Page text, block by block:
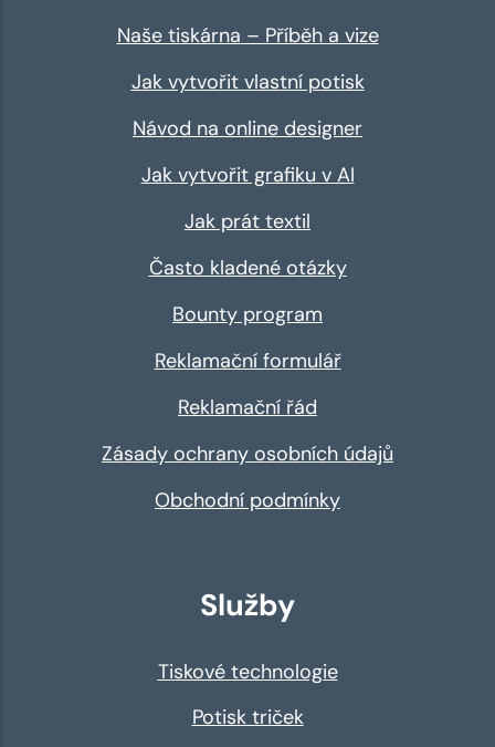
Naše tiskárna – Příběh a vize
Jak vytvořit vlastní potisk
Návod na online designer
Jak vytvořit grafiku v AI
Jak prát textil
Často kladené otázky
Bounty program
Reklamační formulář
Reklamační řád
Zásady ochrany osobních údajů
Obchodní podmínky
Služby
Tiskové technologie
Potisk triček